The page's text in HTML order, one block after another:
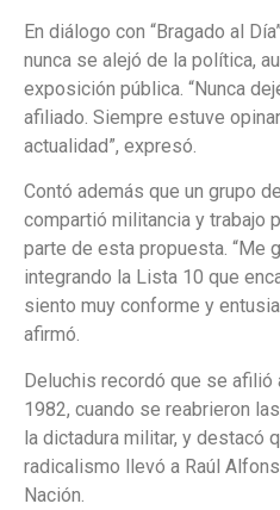
En diálogo con “Bragado al
nunca se alejó de la política,
exposición pública. “Nunca
afiliado. Siempre estuve
actualidad”, expresó.
Contó además que un grupo
compartió militancia y trabajo
parte de esta propuesta. “Me
integrando la Lista 10 que
siento muy conforme y
afirmó.
Deluchis recordó que se afilió
1982, cuando se reabrieron
la dictadura militar, y destacó
radicalismo llevó a Raúl
Nación.